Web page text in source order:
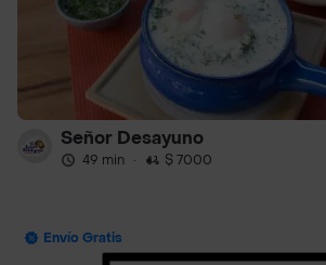
Señor Desayuno
49 min · $ 7000
Envío Gratis